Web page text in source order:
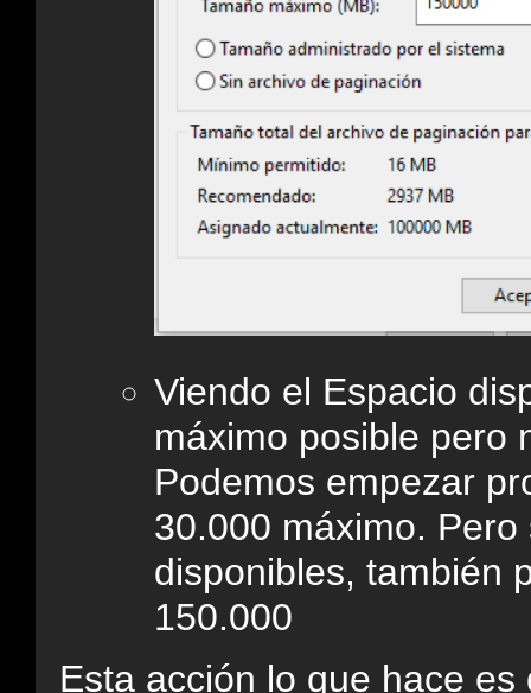
Viendo el Espacio
máximo posible pero
Podemos empezar
30.000 máximo.
disponibles, también
150.000
Esta acción lo que hace